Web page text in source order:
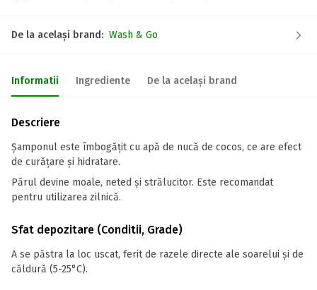
De la același brand: Wash & Go
Informatii Ingrediente De la același brand
Descriere
Șamponul este îmbogățit cu apă de nucă de cocos, ce are efect
de curățare și hidratare.
Părul devine moale, neted și strălucitor. Este recomandat
pentru utilizarea zilnică.
Sfat depozitare (Conditii, Grade)
A se păstra la loc uscat, ferit de razele directe ale soarelui și de
căldură (5-25°C).